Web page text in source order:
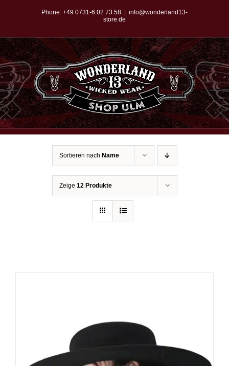
springen
Phone: +49 0731-6 02 73 58
info@wonderland13-
store.de
Sortieren nach Name
Zeige 12 Produkte